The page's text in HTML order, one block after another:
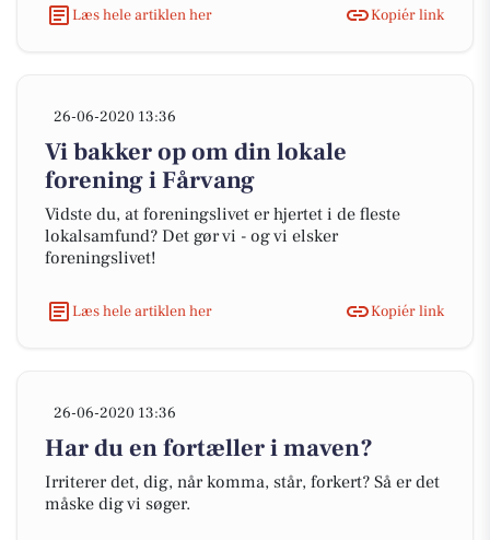
Læs hele artiklen her
Kopiér link
26-06-2020 13:36
Vi bakker op om din lokale
forening i Fårvang
Vidste du, at foreningslivet er hjertet i de fleste
lokalsamfund? Det gør vi - og vi elsker
foreningslivet!
Læs hele artiklen her Kopiér link
26-06-2020 13:36
Har du en fortæller i maven?
Irriterer det, dig, når komma, står, forkert? Så er det
måske dig vi søger.